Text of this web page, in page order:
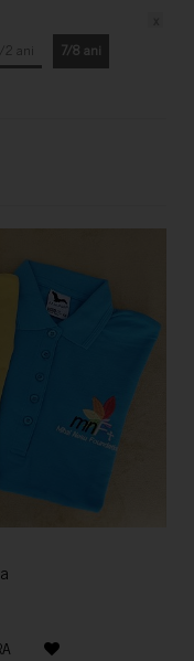
2 ani
7/8 ani